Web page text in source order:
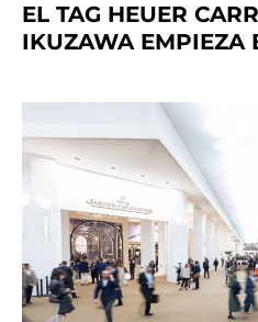
EL TAG HEUER
IKUZAWA EMPIEZA